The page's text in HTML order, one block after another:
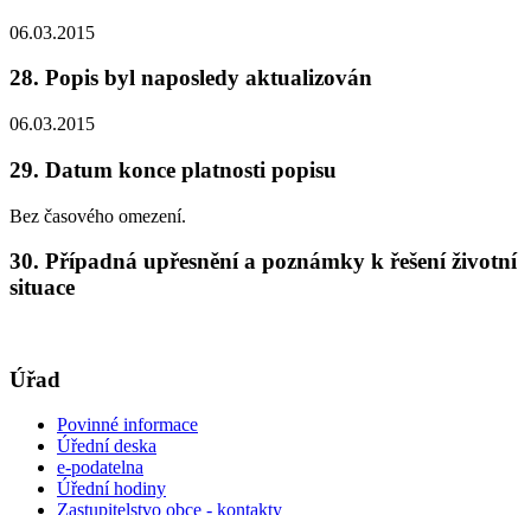
06.03.2015
28. Popis byl naposledy aktualizován
06.03.2015
29. Datum konce platnosti popisu
Bez časového omezení.
30. Případná upřesnění a poznámky k řešení životní
situace
Úřad
Povinné informace
Úřední deska
e-podatelna
Úřední hodiny
Zastupitelstvo obce - kontakty